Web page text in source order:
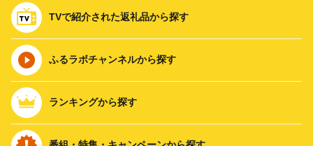
TVで紹介された返礼品から探す
ふるラボチャンネルから探す
ランキングから探す